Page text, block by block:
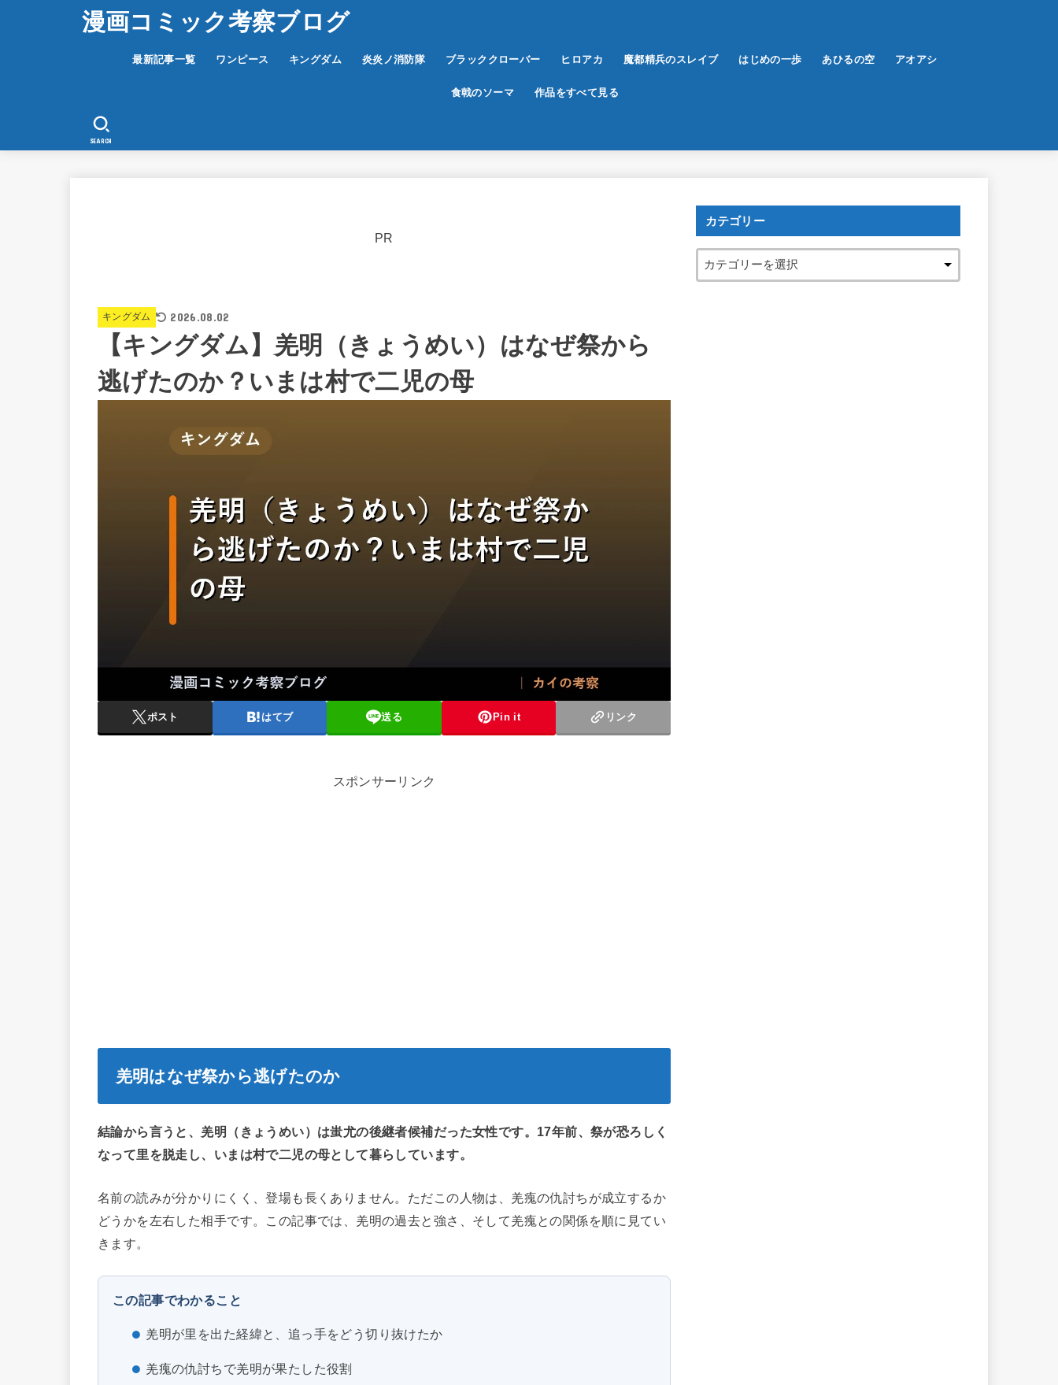
漫画コミック考察ブログ
最新記事一覧 ワンピース キングダム 炎炎ノ消防隊 ブラッククローバー ヒロアカ 魔都精兵のスレイブ はじめの一歩 あひるの空 アオアシ
食戟のソーマ 作品をすべて見る
SEARCH
PR
キングダム 2026.08.02
【キングダム】羌明（きょうめい）はなぜ祭から
逃げたのか？いまは村で二児の母
ポスト はてブ 送る Pin it リンク
スポンサーリンク
羌明はなぜ祭から逃げたのか
結論から言うと、羌明（きょうめい）は蚩尤の後継者候補だった女性です。17年前、祭が恐ろしく
なって里を脱走し、いまは村で二児の母として暮らしています。
名前の読みが分かりにくく、登場も長くありません。ただこの人物は、羌瘣の仇討ちが成立するか
どうかを左右した相手です。この記事では、羌明の過去と強さ、そして羌瘣との関係を順に見てい
きます。
この記事でわかること
羌明が里を出た経緯と、追っ手をどう切り抜けたか
羌瘣の仇討ちで羌明が果たした役割
カテゴリー